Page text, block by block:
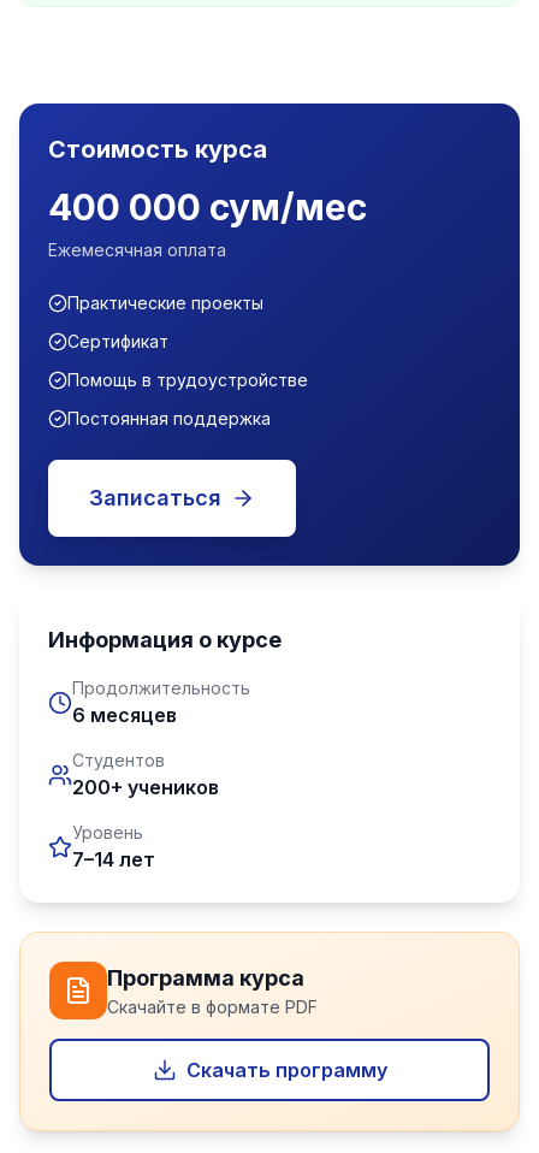
Стоимость курса
400 000 сум/мес
Ежемесячная оплата
Практические проекты
Сертификат
Помощь в трудоустройстве
Постоянная поддержка
Записаться
Информация о курсе
Продолжительность
6 месяцев
Студентов
200+ учеников
Уровень
7–14 лет
Программа курса
Скачайте в формате PDF
Скачать программу